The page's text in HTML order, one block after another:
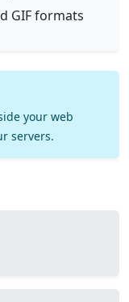
GIF formats
your web
servers.